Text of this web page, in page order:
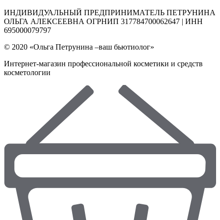
ИНДИВИДУАЛЬНЫЙ ПРЕДПРИНИМАТЕЛЬ ПЕТРУНИНА
ОЛЬГА АЛЕКСЕЕВНА ОГРНИП 317784700062647 | ИНН
695000079797
© 2020 «Ольга Петрунина –ваш бьютиолог»
Интернет-магазин профессиональной косметики и средств
косметологии